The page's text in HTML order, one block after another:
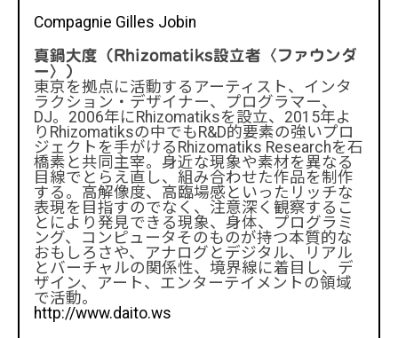
Compagnie Gilles Jobin
真鍋大度（Rhizomatiks設立者〈ファウンダ
ー〉）
東京を拠点に活動するアーティスト、インタ
ラクション・デザイナー、プログラマー、
DJ。2006年にRhizomatiksを設立、2015年よ
りRhizomatiksの中でもR&D的要素の強いプロ
ジェクトを手がけるRhizomatiks Researchを石
橋素と共同主宰。身近な現象や素材を異なる
目線でとらえ直し、組み合わせた作品を制作
する。高解像度、高臨場感といったリッチな
表現を目指すのでなく、注意深く観察するこ
とにより発見できる現象、身体、プログラミ
ング、コンピュータそのものが持つ本質的な
おもしろさや、アナログとデジタル、リアル
とバーチャルの関係性、境界線に着目し、デ
ザイン、アート、エンターテイメントの領域
で活動。
http://www.daito.ws